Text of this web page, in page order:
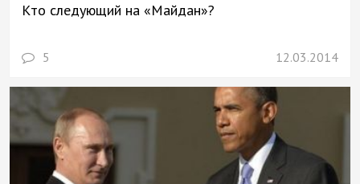
Кто следующий на «Майдан»?
5 12.03.2014